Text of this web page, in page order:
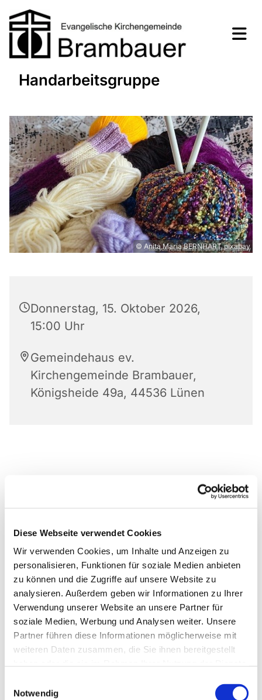
Diese Webseite verwendet Cookies
Wir verwenden Cookies, um Inhalte und Anzeigen zu
personalisieren, Funktionen für soziale Medien anbieten
zu können und die Zugriffe auf unsere Website zu
analysieren. Außerdem geben wir Informationen zu Ihrer
Verwendung unserer Website an unsere Partner für
soziale Medien, Werbung und Analysen weiter. Unsere
Partner führen diese Informationen möglicherweise mit
weiteren Daten zusammen, die Sie ihnen bereitgestellt
Notwendig
Handarbeitsgruppe
© Anita Maria BERNHART_pixabay
Donnerstag, 15. Oktober 2026,
15:00 Uhr
Gemeindehaus ev.
Kirchengemeinde Brambauer,
Königsheide 49a, 44536 Lünen
Dies könnte Sie auch